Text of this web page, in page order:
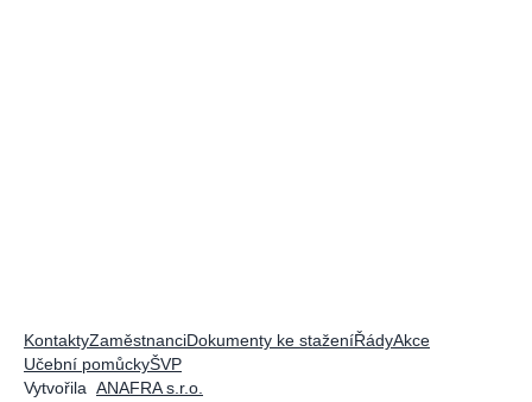
KontaktyZaměstnanciDokumenty ke staženíŘádyAkce
Učební pomůckyŠVP
Vytvořila ANAFRA s.r.o.